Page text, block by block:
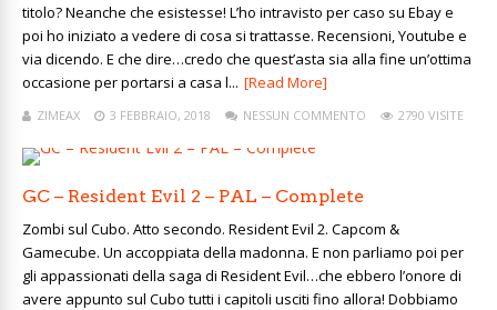
titolo? Neanche che esistesse! L’ho intravisto per caso su Ebay e
poi ho iniziato a vedere di cosa si trattasse. Recensioni, Youtube e
via dicendo. E che dire…credo che quest’asta sia alla fine un’ottima
occasione per portarsi a casa l... [Read More]
ZIMEAX 3 FEBBRAIO, 2018 NESSUN COMMENTO 2790 VISITE
GC – Resident Evil 2 – PAL – Complete
Zombi sul Cubo. Atto secondo. Resident Evil 2. Capcom &
Gamecube. Un accoppiata della madonna. E non parliamo poi per
gli appassionati della saga di Resident Evil…che ebbero l’onore di
avere appunto sul Cubo tutti i capitoli usciti fino allora! Dobbiamo